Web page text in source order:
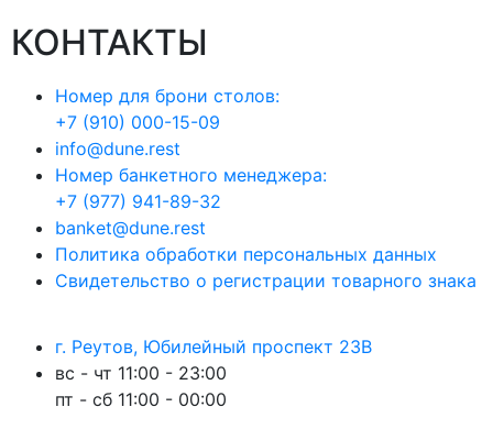
КОНТАКТЫ
Номер для брони столов:
+7 (910) 000-15-09
info@dune.rest
Номер банкетного менеджера:
+7 (977) 941-89-32
banket@dune.rest
Политика обработки персональных данных
Свидетельство о регистрации товарного знака
г. Реутов, Юбилейный проспект 23В
вс - чт 11:00 - 23:00
пт - сб 11:00 - 00:00